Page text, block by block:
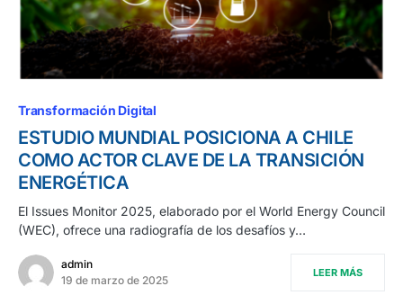
Transformación Digital
ESTUDIO MUNDIAL POSICIONA A CHILE
COMO ACTOR CLAVE DE LA TRANSICIÓN
ENERGÉTICA
El Issues Monitor 2025, elaborado por el World Energy Council
(WEC), ofrece una radiografía de los desafíos y…
admin
19 de marzo de 2025
LEER MÁS